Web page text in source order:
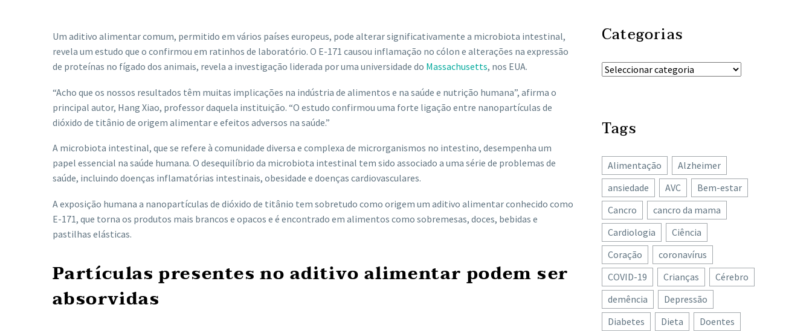
Um aditivo alimentar comum, permitido em vários países europeus, pode alterar significativamente a microbiota intestinal,
revela um estudo que o confirmou em ratinhos de laboratório. O E-171 causou inflamação no cólon e alterações na expressão
de proteínas no fígado dos animais, revela a investigação liderada por uma universidade do Massachusetts, nos EUA.
“Acho que os nossos resultados têm muitas implicações na indústria de alimentos e na saúde e nutrição humana”, afirma o
principal autor, Hang Xiao, professor daquela instituição. “O estudo confirmou uma forte ligação entre nanopartículas de
dióxido de titânio de origem alimentar e efeitos adversos na saúde.”
A microbiota intestinal, que se refere à comunidade diversa e complexa de microrganismos no intestino, desempenha um
papel essencial na saúde humana. O desequilíbrio da microbiota intestinal tem sido associado a uma série de problemas de
saúde, incluindo doenças inflamatórias intestinais, obesidade e doenças cardiovasculares.
A exposição humana a nanopartículas de dióxido de titânio tem sobretudo como origem um aditivo alimentar conhecido como
E-171, que torna os produtos mais brancos e opacos e é encontrado em alimentos como sobremesas, doces, bebidas e
pastilhas elásticas.
Partículas presentes no aditivo alimentar podem ser
absorvidas
Categorias
Tags
Alimentação
Alzheimer
ansiedade
AVC
Bem-estar
Cancro
cancro da mama
Cardiologia
Ciência
Coração
coronavírus
COVID-19
Crianças
Cérebro
demência
Depressão
Diabetes
Dieta
Doentes